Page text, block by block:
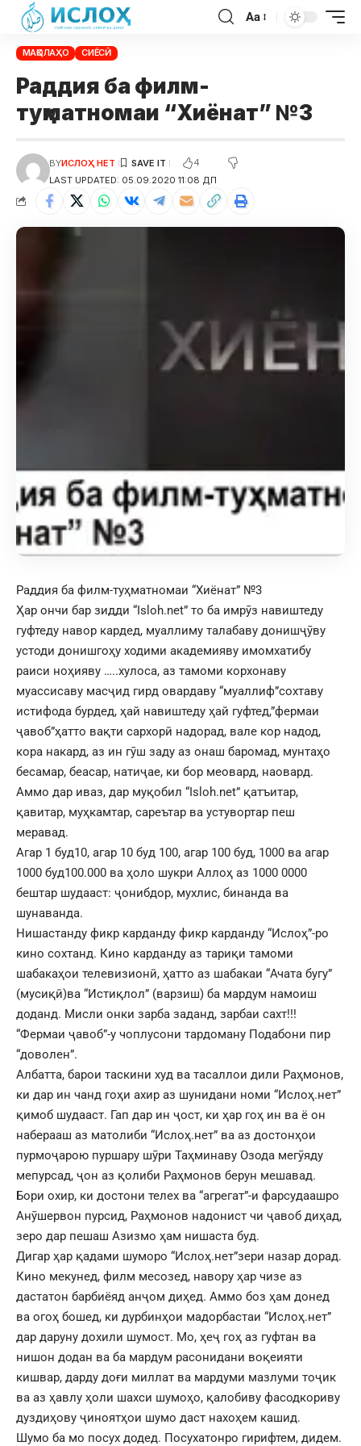
Aa
МАҚОЛАҲО СИЁСӢ
Раддия ба филм-
туҳматномаи “Хиёнат” №3
LAST UPDATED: 05.09.2020 11:08 ДП
BYИСЛОҲ НЕТ 4
Раддия ба филм-туҳматномаи “Хиёнат” №3
Ҳар ончи бар зидди “Isloh.net” то ба имрӯз навиштеду
гуфтеду навор кардед, муаллиму талабаву донишҷӯву
устоди донишгоҳу ходими академияву имомхатибу
раиси ноҳияву …..хулоса, аз тамоми корхонаву
муассисаву масҷид гирд овардаву “муаллиф”сохтаву
истифода бурдед, ҳай навиштеду ҳай гуфтед,”фермаи
ҷавоб”ҳатто вақти сархорӣ надорад, вале кор надод,
кора накард, аз ин гӯш заду аз онаш баромад, мунтаҳо
бесамар, беасар, натиҷае, ки бор меовард, наовард.
Аммо дар иваз, дар муқобил “Isloh.net” қатъитар,
қавитар, муҳкамтар, сареътар ва устувортар пеш
меравад.
Агар 1 буд10, агар 10 буд 100, агар 100 буд, 1000 ва агар
1000 буд100.000 ва ҳоло шукри Аллоҳ аз 1000 0000
бештар шудааст: ҷонибдор, мухлис, бинанда ва
шунаванда.
Нишастанду фикр карданду фикр карданду “Ислоҳ”-ро
кино сохтанд. Кино карданду аз тариқи тамоми
шабакаҳои телевизионӣ, ҳатто аз шабакаи “Ачата бугу”
(мусиқӣ)ва “Истиқлол” (варзиш) ба мардум намоиш
доданд. Мисли онки зарба заданд, зарбаи сахт!!!
“Фермаи ҷавоб”-у чоплусони тардоману Подабони пир
“доволен”.
Албатта, барои таскини худ ва тасаллои дили Раҳмонов,
ки дар ин чанд гоҳи ахир аз шунидани номи “Ислоҳ.нет”
қимоб шудааст. Гап дар ин ҷост, ки ҳар гоҳ ин ва ё он
наберааш аз матолиби “Ислоҳ.нет” ва аз достонҳои
пурмоҷарою пуршару шӯри Таҳминаву Озода мегӯяду
мепурсад, ҷон аз қолиби Раҳмонов берун мешавад.
Бори охир, ки достони телех ва “агрегат”-и фарсудаашро
Анӯшервон пурсид, Раҳмонов надонист чи ҷавоб диҳад,
зеро дар пешаш Азизмо ҳам нишаста буд.
Дигар ҳар қадами шуморо “Ислоҳ.нет”зери назар дорад.
Кино мекунед, филм месозед, навору ҳар чизе аз
дастатон барбиёяд анҷом диҳед. Аммо боз ҳам донед
ва огоҳ бошед, ки дурбинҳои мадорбастаи “Ислоҳ.нет”
дар даруну дохили шумост. Мо, ҳеҷ гоҳ аз гуфтан ва
нишон додан ва ба мардум расонидани воқеияти
кишвар, дарду доғи миллат ва мардуми мазлуми тоҷик
ва аз ҳавлу ҳоли шахси шумоҳо, қалобиву фасодкориву
дуздиҳову ҷиноятҳои шумо даст нахоҳем кашид.
Шумо ба мо посух додед. Посухатонро гирифтем, дидем.